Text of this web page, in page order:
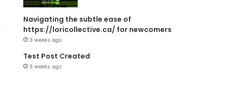
Navigating the subtle ease of
https://loricollective.ca/ for newcomers
3 weeks ago
Test Post Created
3 weeks ago